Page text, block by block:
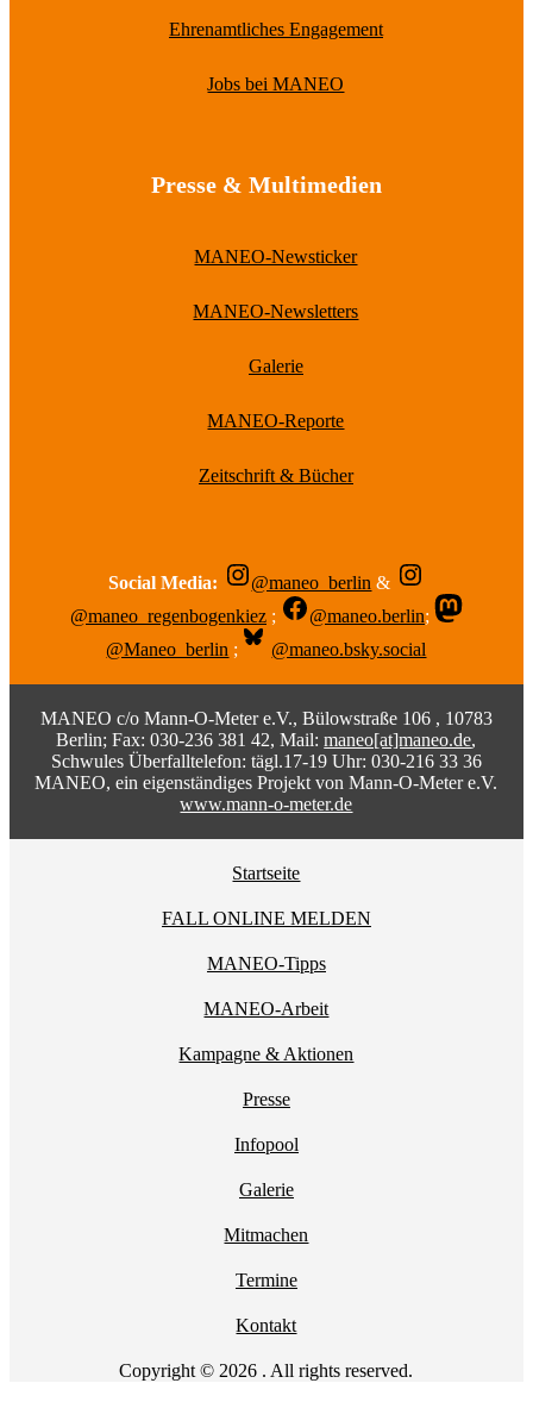
Ehrenamtliches Engagement
Jobs bei MANEO
Presse & Multimedien
MANEO-Newsticker
MANEO-Newsletters
Galerie
MANEO-Reporte
Zeitschrift & Bücher
Social Media: @maneo_berlin &
@maneo_regenbogenkiez ; @maneo.berlin;
@Maneo_berlin ; @maneo.bsky.social
MANEO c/o Mann-O-Meter e.V., Bülowstraße 106 , 10783
Berlin; Fax: 030-236 381 42, Mail:maneo[at]maneo.de,
Schwules Überfalltelefon: tägl.17-19 Uhr: 030-216 33 36
MANEO, ein eigenständiges Projekt von Mann-O-Meter e.V.
www.mann-o-meter.de
Startseite
FALL ONLINE MELDEN
MANEO-Tipps
MANEO-Arbeit
Kampagne & Aktionen
Presse
Infopool
Galerie
Mitmachen
Termine
Kontakt
Copyright © 2026 . All rights reserved.